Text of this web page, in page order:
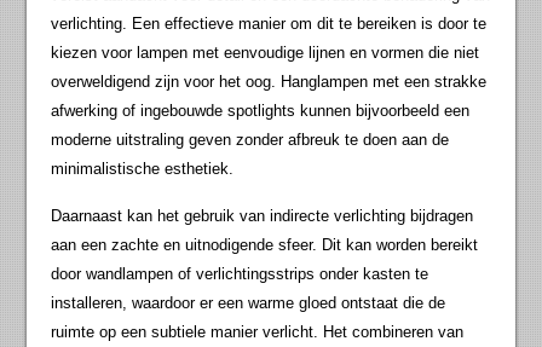
verlichting. Een effectieve manier om dit te bereiken is door te
kiezen voor lampen met eenvoudige lijnen en vormen die niet
overweldigend zijn voor het oog. Hanglampen met een strakke
afwerking of ingebouwde spotlights kunnen bijvoorbeeld een
moderne uitstraling geven zonder afbreuk te doen aan de
minimalistische esthetiek.
Daarnaast kan het gebruik van indirecte verlichting bijdragen
aan een zachte en uitnodigende sfeer. Dit kan worden bereikt
door wandlampen of verlichtingsstrips onder kasten te
installeren, waardoor er een warme gloed ontstaat die de
ruimte op een subtiele manier verlicht. Het combineren van